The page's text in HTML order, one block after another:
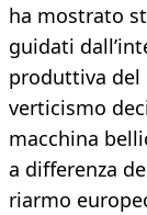
ha mostrato
guidati
produttiva del
verticismo
macchina
a differenza
riarmo